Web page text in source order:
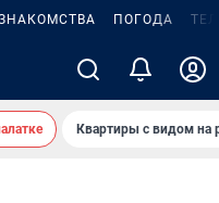
ПОГОДА
Квартиры с видом на